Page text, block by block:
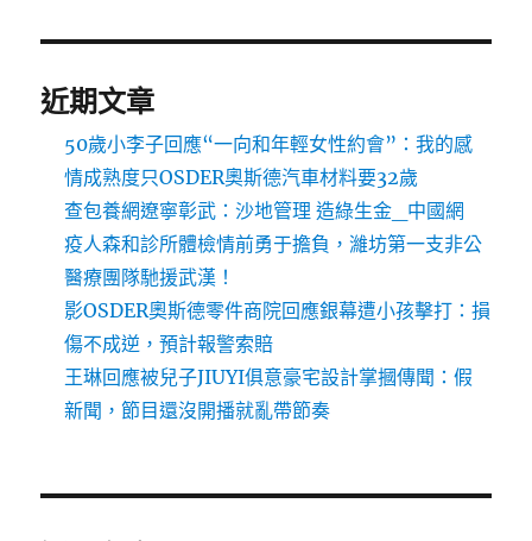
近期文章
50歲小李子回應“一向和年輕女性約會”：我的感
情成熟度只OSDER奧斯德汽車材料要32歲
查包養網遼寧彰武：沙地管理 造綠生金_中國網
疫人森和診所體檢情前勇于擔負，濰坊第一支非公
醫療團隊馳援武漢！
影OSDER奧斯德零件商院回應銀幕遭小孩擊打：損
傷不成逆，預計報警索賠
王琳回應被兒子JIUYI俱意豪宅設計掌摑傳聞：假
新聞，節目還沒開播就亂帶節奏